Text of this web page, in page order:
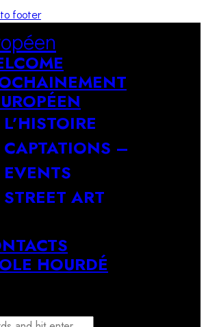
footer
L’HISTOIRE
CAPTATIONS –
EVENTS
STREET ART
HOURDÉ